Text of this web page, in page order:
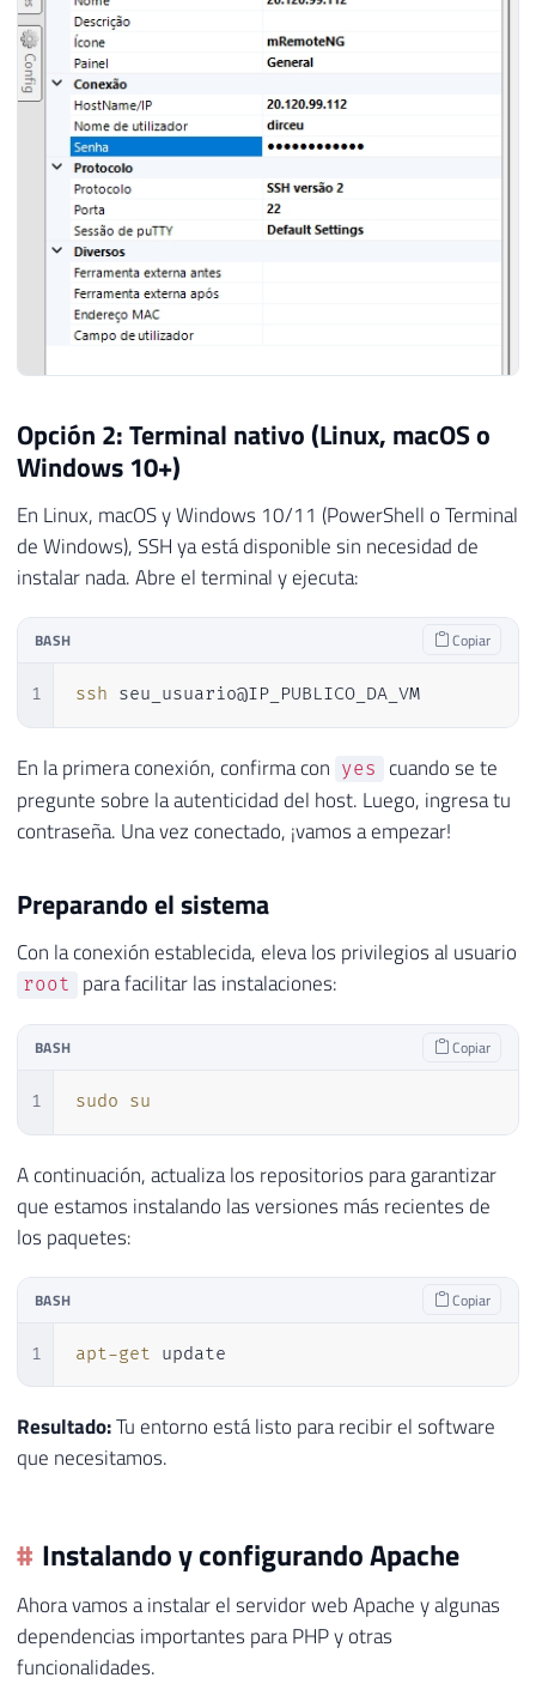
Opción 2: Terminal nativo (Linux, macOS o
Windows 10+)
En Linux, macOS y Windows 10/11 (PowerShell o Terminal
de Windows), SSH ya está disponible sin necesidad de
instalar nada. Abre el terminal y ejecuta:
BASH Copiar
1 ssh seu_usuario@IP_PUBLICO_DA_VM
En la primera conexión, confirma con yes
cuando se te
pregunte sobre la autenticidad del host. Luego, ingresa tu
contraseña. Una vez conectado, ¡vamos a empezar!
Preparando el sistema
Con la conexión establecida, eleva los privilegios al usuario
root para facilitar las instalaciones:
BASH Copiar
1 sudo su
A continuación, actualiza los repositorios para garantizar
que estamos instalando las versiones más recientes de
los paquetes:
BASH Copiar
1 apt-get update
Resultado:Tu entorno está listo para recibir el software
que necesitamos.
Instalando y configurando Apache
Ahora vamos a instalar el servidor web Apache y algunas
dependencias importantes para PHP y otras
funcionalidades.